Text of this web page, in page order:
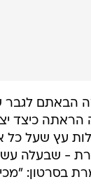
הבאתם לגבר
הראתה כיצד
עץ שעל כל
- שבעלה
בסרטון: